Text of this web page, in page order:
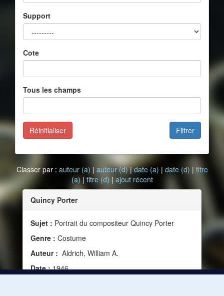
Support
Cote
Tous les champs
Filtrer
Réinitialiser
Classer par : auteur (a) | auteur (d)|date (a) | date (d) | titre
(a)| titre (d) | ajout récent
Quincy Porter
Sujet : Portrait du compositeur Quincy Porter
Genre : Costume
Auteur : Aldrich, William A.
Date :1946